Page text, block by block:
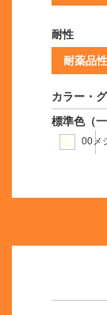
耐性
耐薬品性
カラー・
標準色（一
00メ